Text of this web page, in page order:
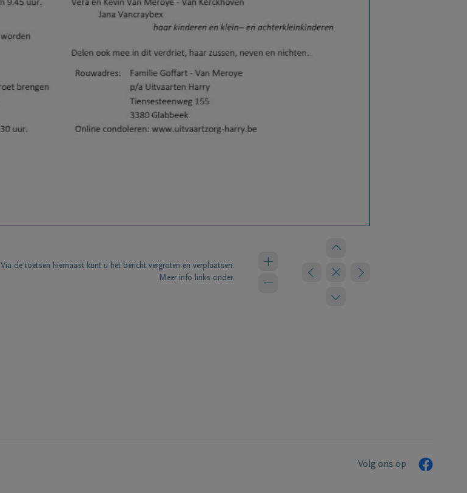
Via de toetsen hiernaast kunt u het bericht vergroten en verplaatsen.
Meer info links onder.
Volg ons op